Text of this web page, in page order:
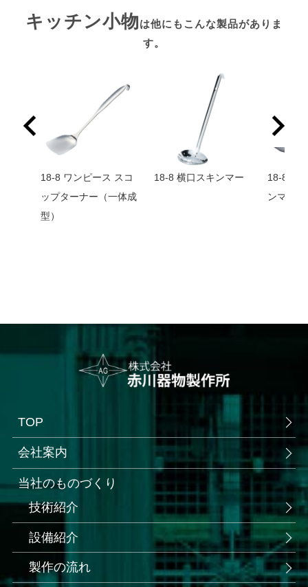
キッチン小物は他にもこんな製品がありま
す。
18-8 ワンピース スコ
ップターナー（一体成
型）
18-8 横口スキンマー
18-8 ワ
ンマー
TOP
会社案内
当社のものづくり
技術紹介
設備紹介
製作の流れ